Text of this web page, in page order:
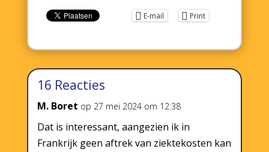
E-mail Print
16 Reacties
M. Boret op 27 mei 2024 om 12:38
Dat is interessant, aangezien ik in
Frankrijk geen aftrek van ziektekosten kan